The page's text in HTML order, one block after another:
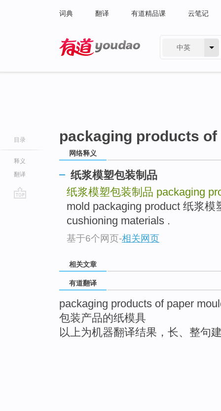
词典 翻译 有道精品课 云笔记
中英
目录
释义
翻译
packaging products
网络释义
纸浆模塑包装制品
纸浆模塑包装制品 packaging
mold packaging product 纸浆模
cushioning materials .
基于6个网页-相关网页
相关文章
有道翻译
packaging products of paper
包装产品的纸模具
以上为机器翻译结果，长、整句